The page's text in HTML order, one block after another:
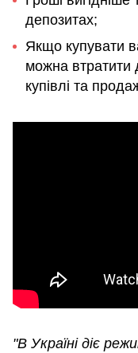
депозитах;
Якщо купувати
можна втратити
купівлі та
"В Україні діє